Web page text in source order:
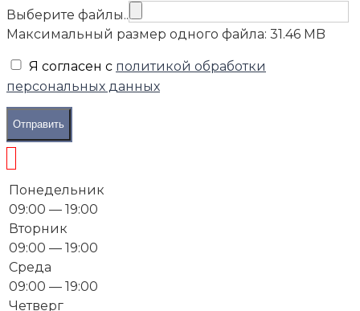
Выберите файлы..
Максимальный размер одного файла: 31.46 MB
Я согласен с политикой обработки
персональных данных
Отправить
Понедельник
09:00 — 19:00
Вторник
09:00 — 19:00
Среда
09:00 — 19:00
Четверг